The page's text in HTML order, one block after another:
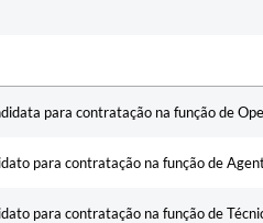
para contratação na função de
para contratação na função de
para contratação na função de